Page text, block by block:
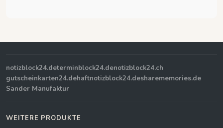
notizblock24.determinblock24.denotizblock24.ch
gutscheinkarten24.dehaftnotizblock24.desharememories.de
Sander Manufaktur
WEITERE PRODUKTE